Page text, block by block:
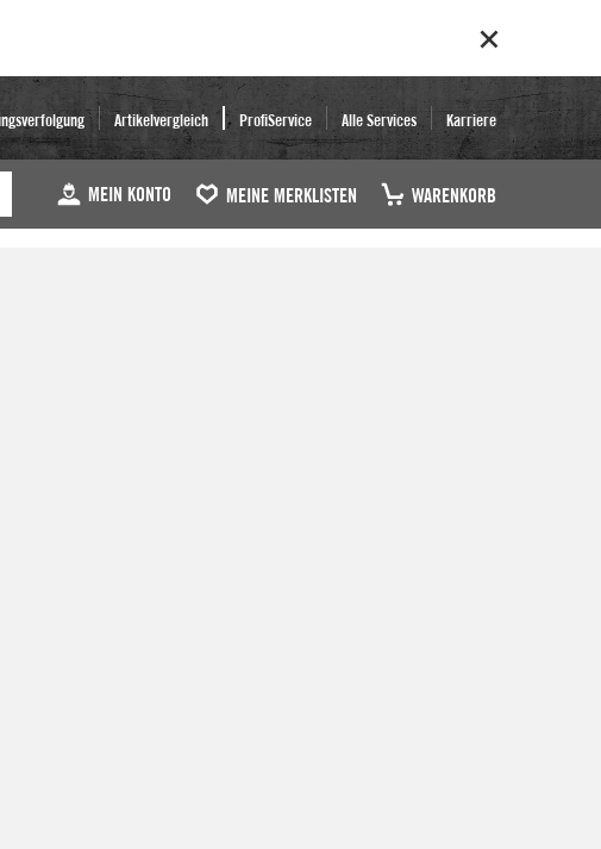
Artikelvergleich ProfiService Alle Services Karriere
MEIN KONTO MEINE MERKLISTEN WARENKORB